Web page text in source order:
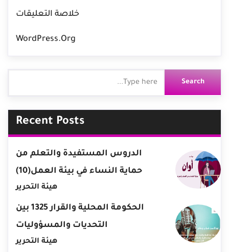
خلاصة التعليقات
WordPress.org
Recent Posts
الدروس المستفيدة والتعلم من
حماية النساء في بيئة العمل(10)
هيئة التحرير
الحكومة المحلية والقرار 1325 بين
التحديات والمسؤوليات
هيئة التحرير